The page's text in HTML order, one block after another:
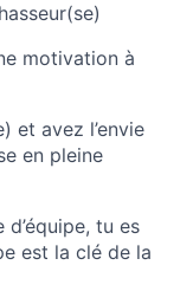
motivation à
et avez l’envie
en pleine
tu es
est la clé de la